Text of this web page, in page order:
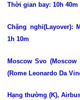
Thời gian bay: 10h 40m
Chặng nghỉ(Layover):
1h 10m
Moscow Svo
(Rome Leonardo Da
Hạng thường (K),